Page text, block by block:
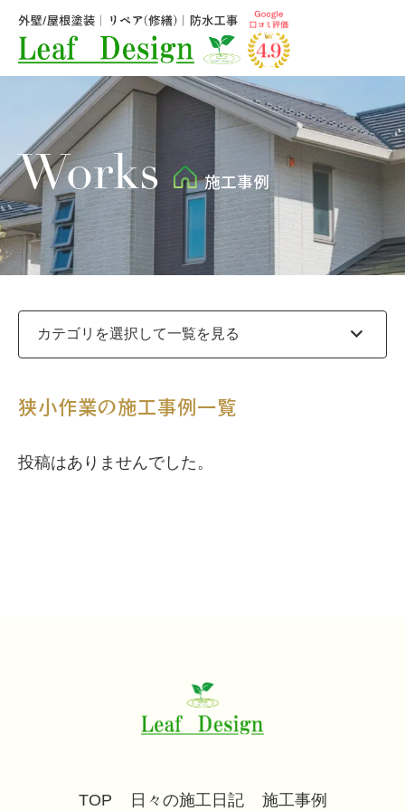
Works 施工事例
expand_more
狭小作業の施工事例一覧
投稿はありませんでした。
TOP 日々の施工日記 施工事例